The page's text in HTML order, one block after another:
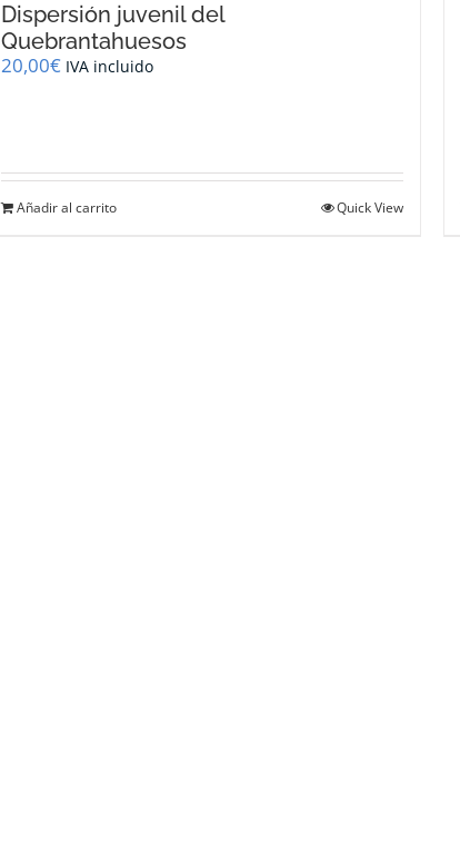
Dispersión juvenil del
Quebrantahuesos
20,00€ IVA incluido
Añadir al carrito Quick View